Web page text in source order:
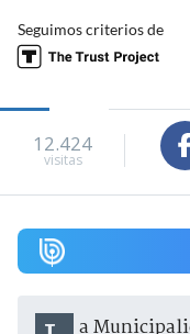
Seguimos criterios de
12.424
visitas